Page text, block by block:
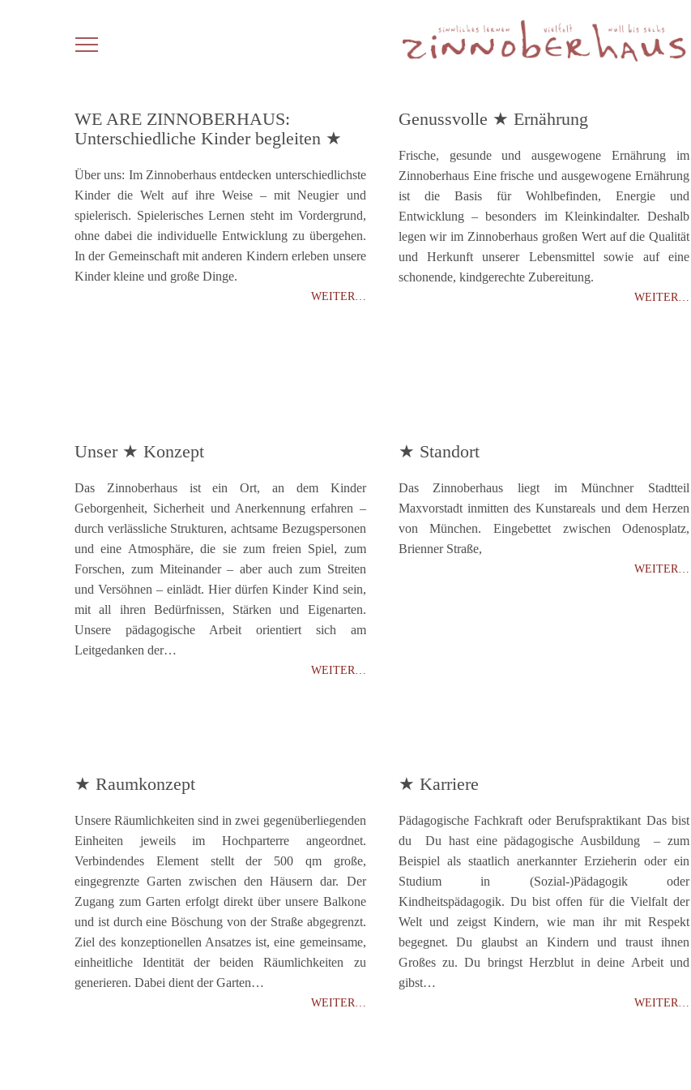
WE ARE ZINNOBERHAUS:
Unterschiedliche Kinder begleiten ★
Über uns: Im Zinnoberhaus entdecken unterschiedlichste
Kinder die Welt auf ihre Weise – mit Neugier und
spielerisch. Spielerisches Lernen steht im Vordergrund,
ohne dabei die individuelle Entwicklung zu übergehen.
In der Gemeinschaft mit anderen Kindern erleben unsere
Kinder kleine und große Dinge.
WEITER…
Genussvolle ★ Ernährung
Frische, gesunde und ausgewogene Ernährung im
Zinnoberhaus Eine frische und ausgewogene Ernährung
ist die Basis für Wohlbefinden, Energie und
Entwicklung – besonders im Kleinkindalter. Deshalb
legen wir im Zinnoberhaus großen Wert auf die Qualität
und Herkunft unserer Lebensmittel sowie auf eine
schonende, kindgerechte Zubereitung.
WEITER…
Unser ★ Konzept
Das Zinnoberhaus ist ein Ort, an dem Kinder
Geborgenheit, Sicherheit und Anerkennung erfahren –
durch verlässliche Strukturen, achtsame Bezugspersonen
und eine Atmosphäre, die sie zum freien Spiel, zum
Forschen, zum Miteinander – aber auch zum Streiten
und Versöhnen – einlädt. Hier dürfen Kinder Kind sein,
mit all ihren Bedürfnissen, Stärken und Eigenarten.
Unsere pädagogische Arbeit orientiert sich am
Leitgedanken der…
WEITER…
★ Standort
Das Zinnoberhaus liegt im Münchner Stadtteil
Maxvorstadt inmitten des Kunstareals und dem Herzen
von München. Eingebettet zwischen Odenosplatz,
Brienner Straße,
WEITER…
★ Raumkonzept
Unsere Räumlichkeiten sind in zwei gegenüberliegenden
Einheiten jeweils im Hochparterre angeordnet.
Verbindendes Element stellt der 500 qm große,
eingegrenzte Garten zwischen den Häusern dar. Der
Zugang zum Garten erfolgt direkt über unsere Balkone
und ist durch eine Böschung von der Straße abgegrenzt.
Ziel des konzeptionellen Ansatzes ist, eine gemeinsame,
einheitliche Identität der beiden Räumlichkeiten zu
generieren. Dabei dient der Garten…
WEITER…
★ Karriere
Pädagogische Fachkraft oder Berufspraktikant Das bist
du Du hast eine pädagogische Ausbildung – zum
Beispiel als staatlich anerkannter Erzieherin oder ein
Studium in (Sozial-)Pädagogik oder
Kindheitspädagogik. Du bist offen für die Vielfalt der
Welt und zeigst Kindern, wie man ihr mit Respekt
begegnet. Du glaubst an Kindern und traust ihnen
Großes zu. Du bringst Herzblut in deine Arbeit und
gibst…
WEITER…